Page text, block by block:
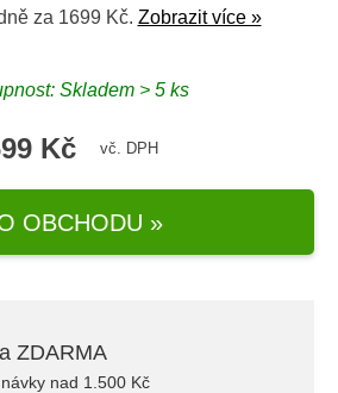
za 1699 Kč. Zobrazit více »
Skladem > 5 ks
Kč vč. DPH
OBCHODU »
ZDARMA
nad 1.500 Kč